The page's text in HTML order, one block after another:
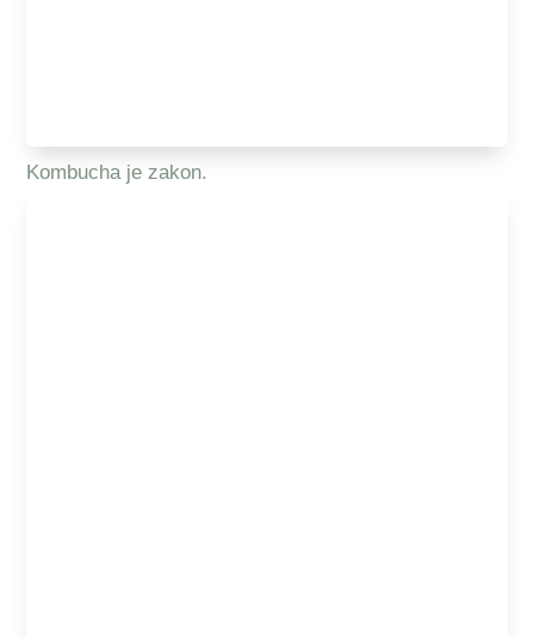
Kombucha je zakon.